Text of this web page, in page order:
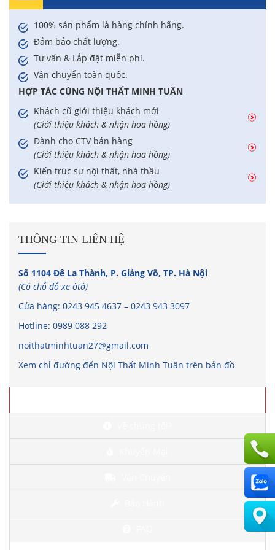
100% sản phẩm là hàng chính hãng.
Đảm bảo chất lượng.
Tư vấn & Lắp đặt miễn phí.
Vận chuyển toàn quốc.
HỢP TÁC CÙNG NỘI THẤT MINH TUÂN
Khách cũ giới thiệu khách mới
(Giới thiệu khách & nhận hoa hồng)
Dành cho CTV bán hàng
(Giới thiệu khách & nhận hoa hồng)
Kiến trúc sư nội thất, nhà thầu
(Giới thiệu khách & nhận hoa hồng)
THÔNG TIN LIÊN HỆ
Số 1104 Đê La Thành, P. Giảng Võ, TP. Hà Nội
(Có chỗ đỗ xe ôtô)
Cửa hàng: 0243 945 4637 – 0243 943 3097
Hotline: 0989 088 292
noithatminhtuan27@gmail.com
Xem chỉ đường đến Nội Thất Minh Tuân trên bản đồ